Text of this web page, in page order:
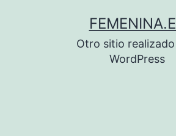
Otro sitio
WordPress